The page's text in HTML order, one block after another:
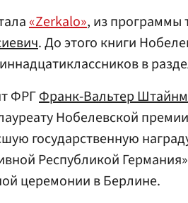
«Zerkalo», из программы
. До этого книги
в
ФРГФранк-Вальтер
Нобелевской
государственную
Республикой
церемонии в Берлине.